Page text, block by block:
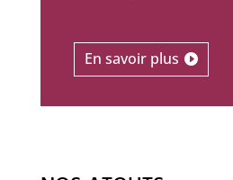
En savoir plus